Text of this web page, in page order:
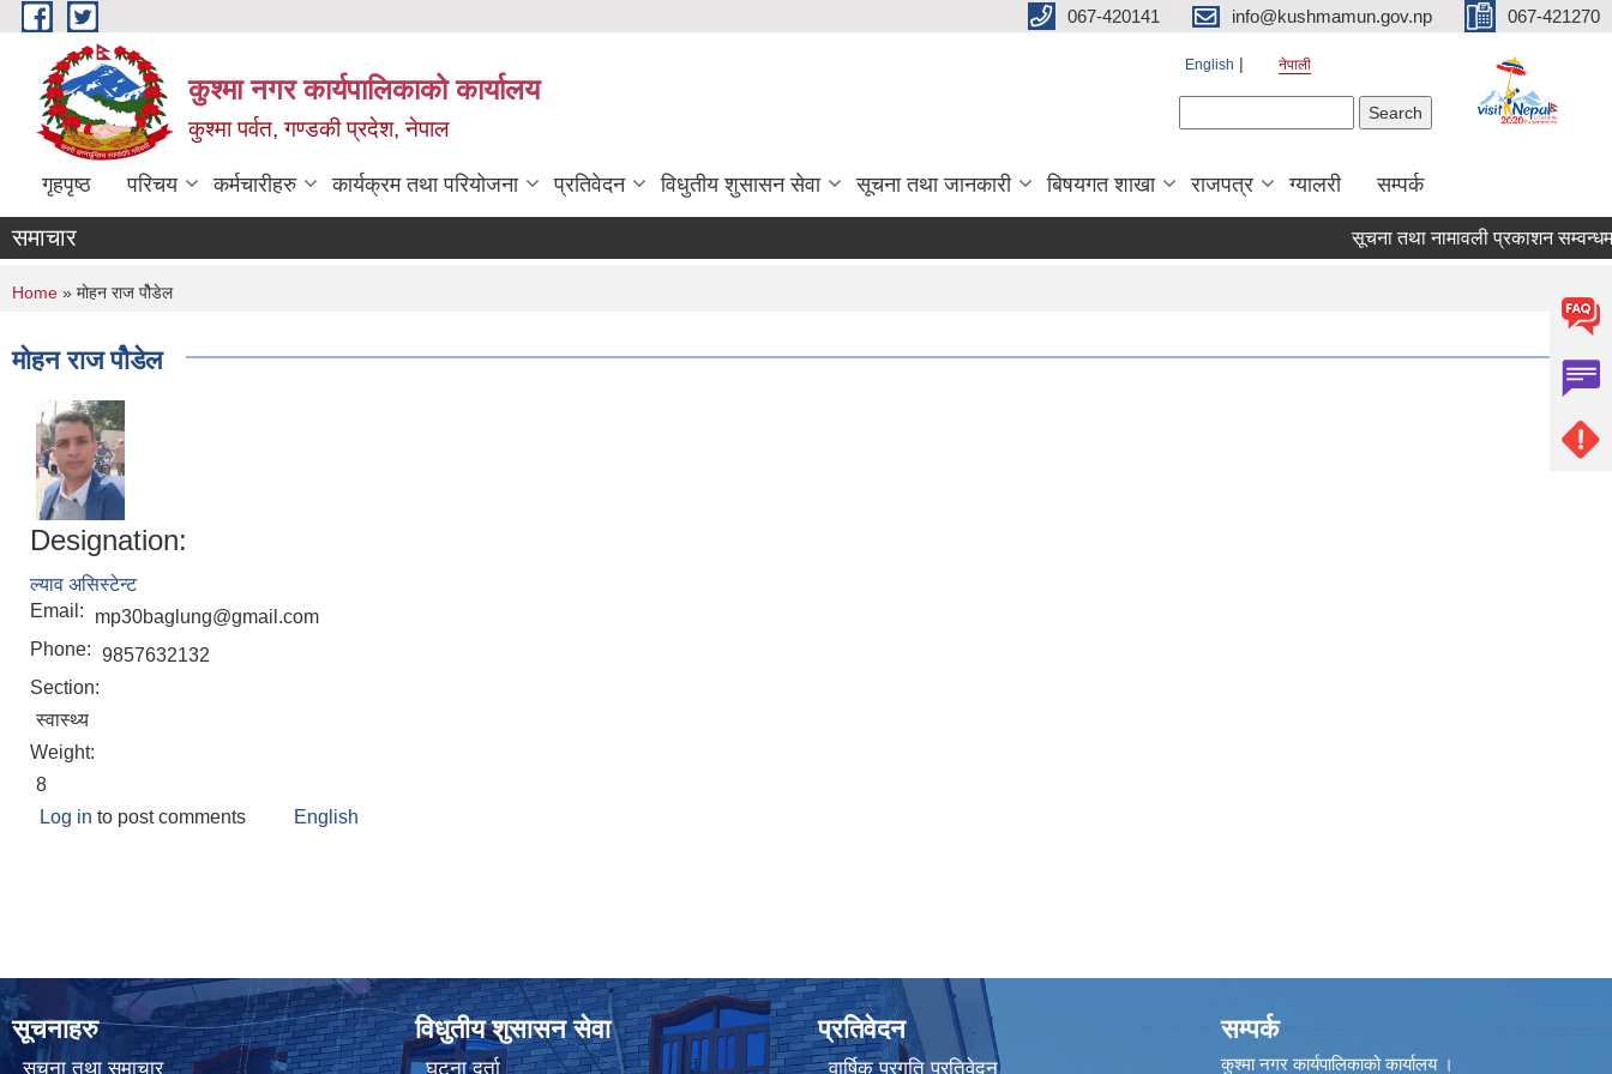
Skip to main content 067-420141 info@kushmamun.gov.np 067-421270
कुश्मा नगर कार्यपालिकाको कार्यालय
कुश्मा पर्वत, गण्डकी प्रदेश, नेपाल
English नेपाली
गृहपृष्ठ परिचय कर्मचारीहरु कार्यक्रम तथा परियोजना प्रतिवेदन विधुतीय शुसासन सेवा सूचना तथा जानकारी बिषयगत शाखा राजपत्र ग्यालरी सम्पर्क
समाचार सूचना तथा नामावली प्रकाशन सम्वन्धमा
You are here
Home » मोहन राज पौेडेल
मोहन राज पौेडेल
Designation:
ल्याव असिस्टेन्ट
Email:
mp30baglung@gmail.com
Phone: 9857632132
Section:
स्वास्थ्य
Weight:
8
Log in to post comments English
सूचनाहरु
सूचना तथा समाचार
विधुतीय शुसासन सेवा
घटना दर्ता
प्रतिवेदन
वार्षिक प्रगति प्रतिवेदन
सम्पर्क
कुश्मा नगर कार्यपालिकाको कार्यालय ।